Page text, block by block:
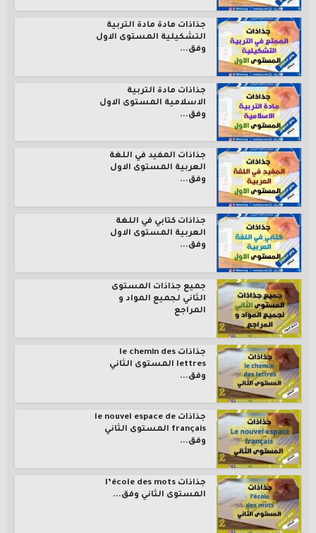
جذاذات مادة مادة التربية
التشكيلية المستوى الاول
وفق...
جذاذات مادة التربية
الاسلامية المستوى الاول
وفق...
جذاذات المفيد في اللغة
العربية المستوى الاول
وفق...
جذاذات كتابي في اللغة
العربية المستوى الاول
وفق...
جميع جذاذات المستوى
الثاني لجميع المواد و
المراجع
جذاذات le chemin des
lettres المستوى الثاني
وفق...
جذاذات le nouvel espace de
français المستوى الثاني
وفق...
جذاذات l’école des mots
المستوى الثاني وفق...